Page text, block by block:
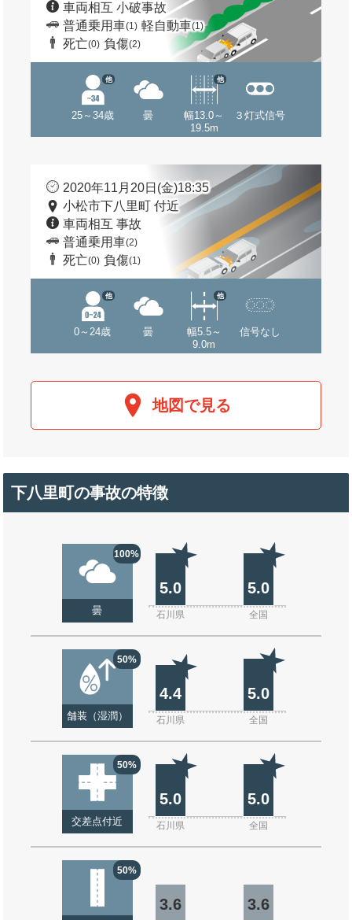
車両相互 小破事故
普通乗用車(1) 軽自動車(1)
死亡(0) 負傷(2)
25～34歳
他
曇
幅13.0～
19.5m
他
３灯式信号
2020年11月20日(金)18:35
小松市下八里町 付近
車両相互 事故
普通乗用車(2)
死亡(0) 負傷(1)
0～24歳
他
曇
幅5.5～
9.0m
他
信号なし
地図で見る
下八里町の事故の特徴
100%
曇
5.0 5.0
石川県 全国
50%
舗装（湿潤）
4.4 5.0
石川県 全国
50%
交差点付近
5.0 5.0
石川県 全国
50%
3.6 3.6